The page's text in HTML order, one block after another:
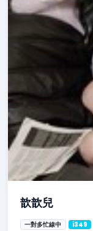
歆歆兒
一對多忙線中 i349